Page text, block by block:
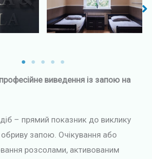
виведення із запою на
– прямий показник до виклику
запою. Очікування або
розсолами, активованим